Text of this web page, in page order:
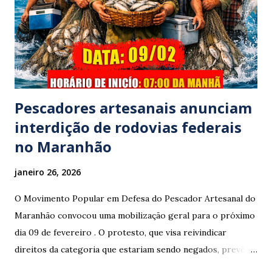
moradores locais como irmão do vereador "Neguinho do
Coco", de Santa Luzia do Pará, evadiu-se do local sem
prestar assistência às vítimas. ​Atendimento e Danos ​A
Polícia Rodoviária Federal (PRF) foi acionada para atender a
ocorrênc...
Pescadores artesanais anunciam
interdição de rodovias federais
no Maranhão
janeiro 26, 2026
O Movimento Popular em Defesa do Pescador Artesanal do
Maranhão convocou uma mobilização geral para o próximo
dia 09 de fevereiro . O protesto, que visa reivindicar
direitos da categoria que estariam sendo negados, prevê o